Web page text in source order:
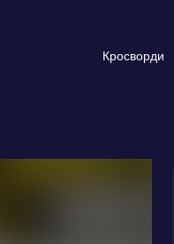
Кросворди